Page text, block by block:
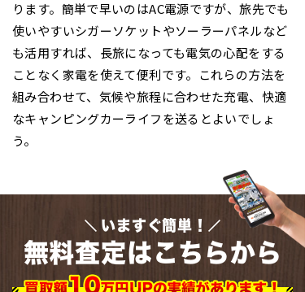
ります。簡単で早いのはAC電源ですが、旅先でも
使いやすいシガーソケットやソーラーパネルなど
も活用すれば、長旅になっても電気の心配をする
ことなく家電を使えて便利です。これらの方法を
組み合わせて、気候や旅程に合わせた充電、快適
なキャンピングカーライフを送るとよいでしょ
う。
いますぐ簡単！
無料査定はこちらから